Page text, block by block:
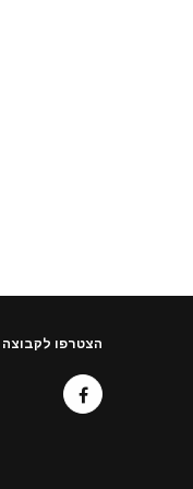
הצטרפו לקבוצה